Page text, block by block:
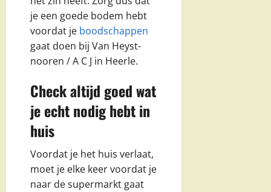
je een goede bodem hebt
voordat je boodschappen
gaat doen bij Van Heyst-
nooren / A C J in Heerle.
Check altijd goed wat
je echt nodig hebt in
huis
Voordat je het huis verlaat,
moet je elke keer voordat je
naar de supermarkt gaat